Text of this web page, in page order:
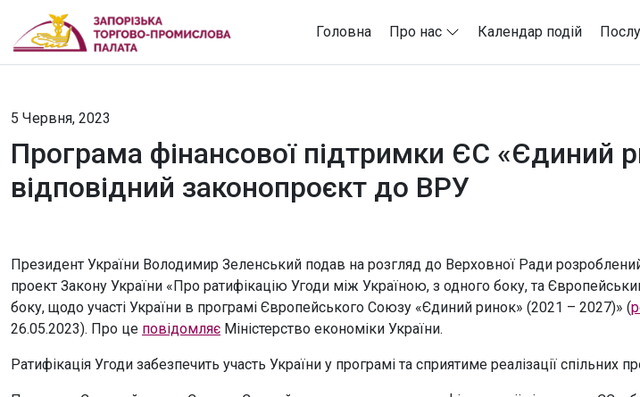
Головна Про нас Календар подій
5 Червня, 2023
Програма фінансової підтримки ЄС «Єдиний
відповідний законопроєкт до ВРУ
Президент України Володимир Зеленський подав на розгляд до Верховної Ради
проект Закону України «Про ратифікацію Угоди між Україною, з одного боку, та
боку, щодо участі України в програмі Європейського Союзу «Єдиний ринок» (2021 – 2027)» (
26.05.2023). Про це повідомляє Міністерство економіки України.
Ратифікація Угоди забезпечить участь України у програмі та сприятиме реалізації спільних